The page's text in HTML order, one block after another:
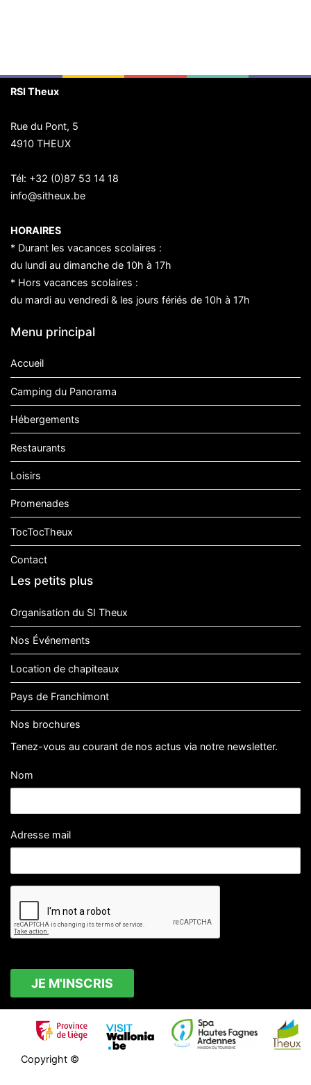
RSI Theux
Rue du Pont, 5
4910 THEUX
Tél: +32 (0)87 53 14 18
info@sitheux.be
HORAIRES
* Durant les vacances scolaires :
du lundi au dimanche de 10h à 17h
* Hors vacances scolaires :
du mardi au vendredi & les jours fériés de 10h à 17h
Menu principal
Accueil
Camping du Panorama
Hébergements
Restaurants
Loisirs
Promenades
TocTocTheux
Contact
Les petits plus
Organisation du SI Theux
Nos Événements
Location de chapiteaux
Pays de Franchimont
Nos brochures
Tenez-vous au courant de nos actus via notre newsletter.
Nom
Adresse mail
Copyright ©